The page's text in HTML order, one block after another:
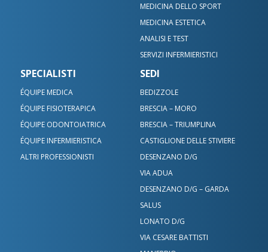
MEDICINA DELLO SPORT
MEDICINA ESTETICA
ANALISI E TEST
SERVIZI INFERMIERISTICI
SPECIALISTI
ÉQUIPE MEDICA
ÉQUIPE FISIOTERAPICA
ÉQUIPE ODONTOIATRICA
ÉQUIPE INFERMIERISTICA
ALTRI PROFESSIONISTI
SEDI
BEDIZZOLE
BRESCIA – MORO
BRESCIA – TRIUMPLINA
CASTIGLIONE DELLE STIVIERE
DESENZANO D/G
VIA ADUA
DESENZANO D/G – GARDA
SALUS
LONATO D/G
VIA CESARE BATTISTI